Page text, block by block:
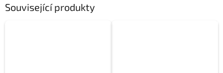
Související produkty